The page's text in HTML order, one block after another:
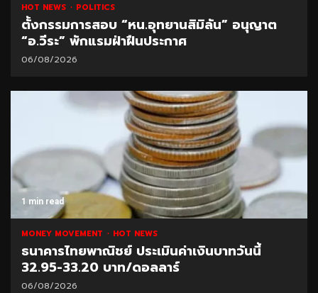
HOT NEWS POLITICS
ตั้งกรรมการสอบ “หน.อุทยานสิมิลัน” อนุญาต
“อ.วีระ” พักแรมฝ่าฝืนประกาศ
06/08/2026
1 min read
MONEY MOVEMENT HOT NEWS
ธนาคารไทยพาณิชย์ ประเมินค่าเงินบาทวันนี้
32.95-33.20 บาท/ดอลลาร์
06/08/2026